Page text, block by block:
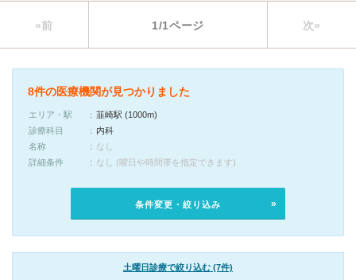
«前 1/1ページ 次»
8件の医療機関が見つかりました
エリア・駅
韮崎駅 (1000m)
診療科目
内科
名称
なし
詳細条件
なし (曜日や時間帯を指定できます)
条件変更・絞り込み
土曜日診療で絞り込む (7件)